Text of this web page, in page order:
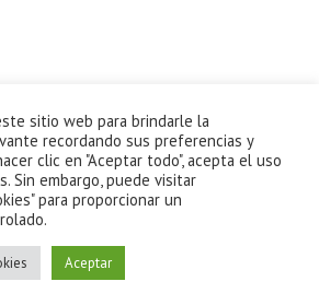
soyformador.net
sitio web para brindarle la
recordando sus preferencias y
clic en "Aceptar todo", acepta el uso
Sin embargo, puede visitar
para proporcionar un
Aceptar